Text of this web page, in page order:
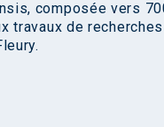
composée vers
de